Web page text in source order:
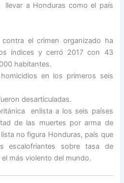
llevar a Honduras como el país
el crimen organizado ha
índices y cerró 2017 con 43
habitantes.
en los primeros seis
desarticuladas.
enlista a los seis países
de las muertes por arma de
no figura Honduras, país que
escalofriantes sobre tasa de
más violento del mundo.